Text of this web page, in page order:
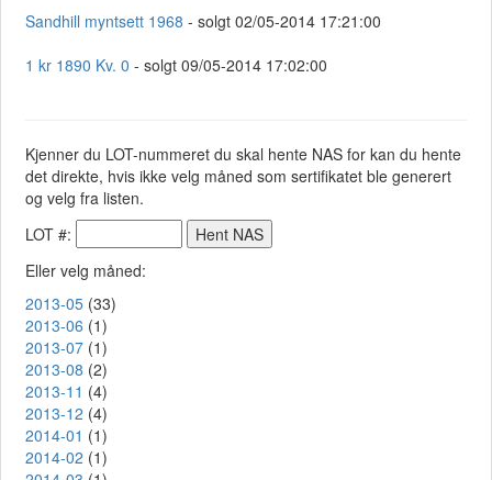
Sandhill myntsett 1968 - solgt 02/05-2014 17:21:00
1 kr 1890 Kv. 0 - solgt 09/05-2014 17:02:00
Kjenner du LOT-nummeret du skal hente NAS for kan du hente
det direkte, hvis ikke velg måned som sertifikatet ble generert
og velg fra listen.
LOT #:
Eller velg måned:
2013-05 (33)
2013-06 (1)
2013-07 (1)
2013-08 (2)
2013-11 (4)
2013-12 (4)
2014-01 (1)
2014-02 (1)